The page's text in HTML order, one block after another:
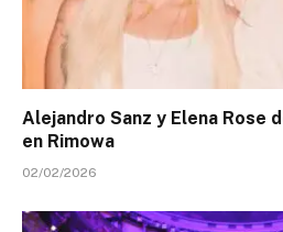
Alejandro Sanz y Elena Rose
en Rimowa
02/02/2026